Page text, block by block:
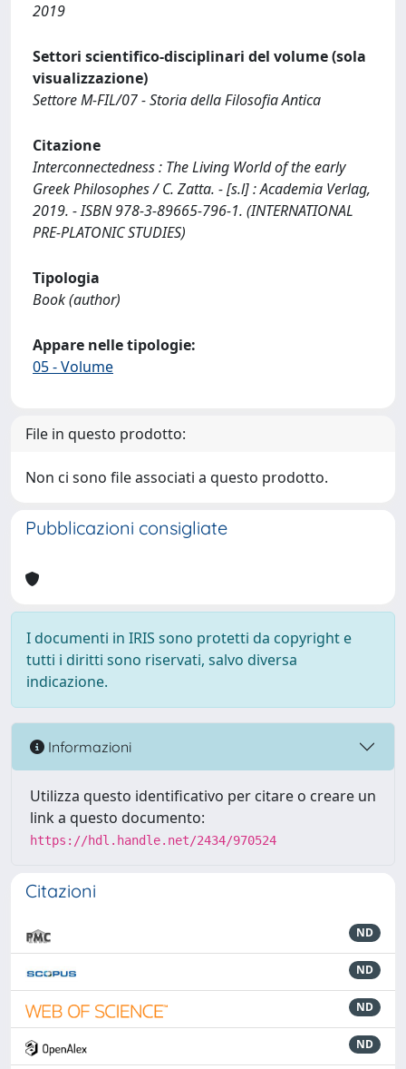
2019
Settori scientifico-disciplinari del volume (sola
visualizzazione)
Settore M-FIL/07 - Storia della Filosofia Antica
Citazione
Interconnectedness : The Living World of the early
Greek Philosophes / C. Zatta. - [s.l] : Academia Verlag,
2019. - ISBN 978-3-89665-796-1. (INTERNATIONAL
PRE-PLATONIC STUDIES)
Tipologia
Book (author)
Appare nelle tipologie:
05 - Volume
File in questo prodotto:
Non ci sono file associati a questo prodotto.
Pubblicazioni consigliate
I documenti in IRIS sono protetti da copyright e
tutti i diritti sono riservati, salvo diversa
indicazione.
Informazioni
Utilizza questo identificativo per citare o creare un
link a questo documento:
https://hdl.handle.net/2434/970524
Citazioni
ND
ND
ND
ND